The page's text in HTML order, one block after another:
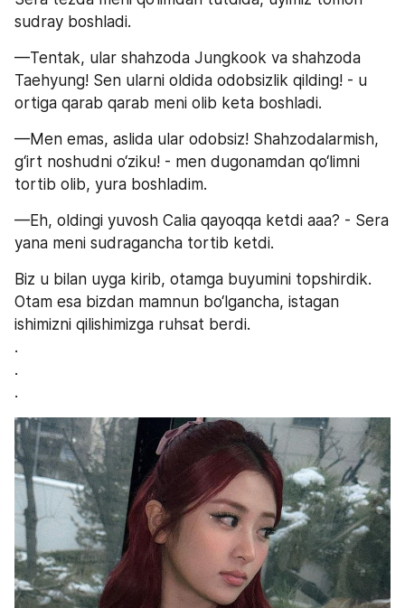
sudray boshladi.
—Tentak, ular shahzoda Jungkook va shahzoda
Taehyung! Sen ularni oldida odobsizlik qilding! - u
ortiga qarab qarab meni olib keta boshladi.
—Men emas, aslida ular odobsiz! Shahzodalarmish,
g‘irt noshudni o‘ziku! - men dugonamdan qo‘limni
tortib olib, yura boshladim.
—Eh, oldingi yuvosh Calia qayoqqa ketdi aaa? - Sera
yana meni sudragancha tortib ketdi.
Biz u bilan uyga kirib, otamga buyumini topshirdik.
Otam esa bizdan mamnun bo‘lgancha, istagan
ishimizni qilishimizga ruhsat berdi.
.
.
.